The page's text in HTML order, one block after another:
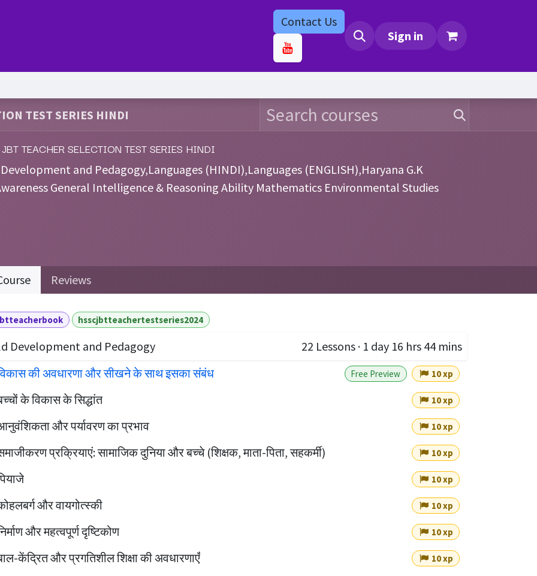
Jobs Contact us
Contact Us
Sign in
TEST SERIES HINDI
TEACHER SELECTION TEST SERIES HINDI
and Pedagogy,Languages (HINDI),Languages (ENGLISH),Haryana G.K
General Intelligence & Reasoning Ability Mathematics Environmental Studies
Reviews
hsscjbtteachertestseries2024
Development and Pedagogy 22 Lessons · 1 day 16 hrs 44 mins
की अवधारणा और सीखने के साथ इसका संबंध
Free Preview 10 xp
के विकास के सिद्धांत 10 xp
और पर्यावरण का प्रभाव 10 xp
प्रक्रियाएं: सामाजिक दुनिया और बच्चे (शिक्षक, माता-पिता, सहकर्मी) 10 xp
10 xp
और वायगोत्स्की 10 xp
और महत्वपूर्ण दृष्टिकोण 10 xp
केंद्रित और प्रगतिशील शिक्षा की अवधारणाएँ 10 xp